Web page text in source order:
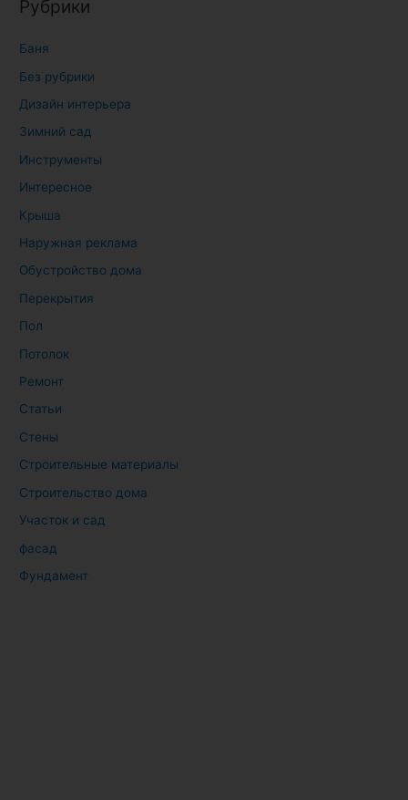
:
Рубрики
Баня
Без рубрики
Дизайн интерьера
Зимний сад
Инструменты
Интересное
Крыша
Наружная реклама
Обустройство дома
Перекрытия
Пол
Потолок
Ремонт
Статьи
Стены
Строительные материалы
Строительство дома
Участок и сад
фасад
Фундамент